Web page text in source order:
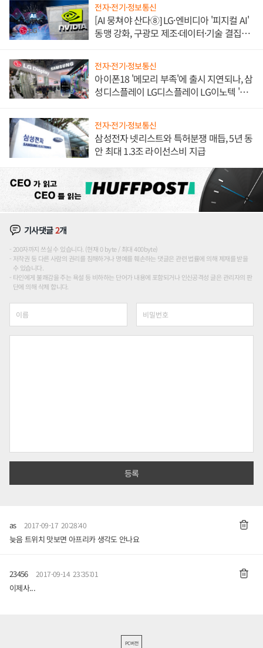
전자·전기·정보통신
[AI 뭉쳐야 산다⑧] LG·엔비디아 '피지컬 AI'
동맹 강화, 구광모 제조·데이터·기술 결집
전자·전기·정보통신
아이폰18 '메모리 부족'에 출시 지연되나, 삼
성디스플레이 LG디스플레이 LG이노텍 '탈
전자·전기·정보통신
삼성전자 넷리스트와 특허분쟁 매듭, 5년 동
안 최대 1.3조 라이선스비 지급
기사댓글2개
200자까지 쓰실 수 있습니다. (현재 0 byte / 최대 400byte)
저작권 등 다른 사람의 권리를 침해하거나 명예를 훼손하는 댓글은 관련 법률에 의해 제재를 받을
수 있습니다.
타인에게 불쾌감을 주는 욕설 등 비하하는 단어가 내용에 포함되거나 인신공격성 글은 관리자의 판
단에 의해 삭제 합니다.
as 2017-09-17 20:28:40
늦음 트위치 맛보면 아프리카 생각도 안나요
23456 2017-09-14 23:35:01
이제사...
PC버전